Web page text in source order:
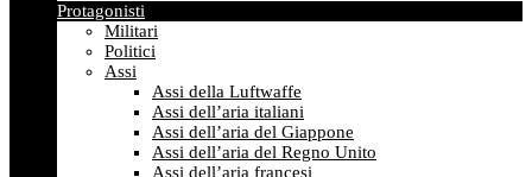
Protagonisti
Militari
Politici
Assi
Assi della Luftwaffe
Assi dell’aria italiani
Assi dell’aria del Giappone
Assi dell’aria del Regno Unito
Assi dell’aria francesi